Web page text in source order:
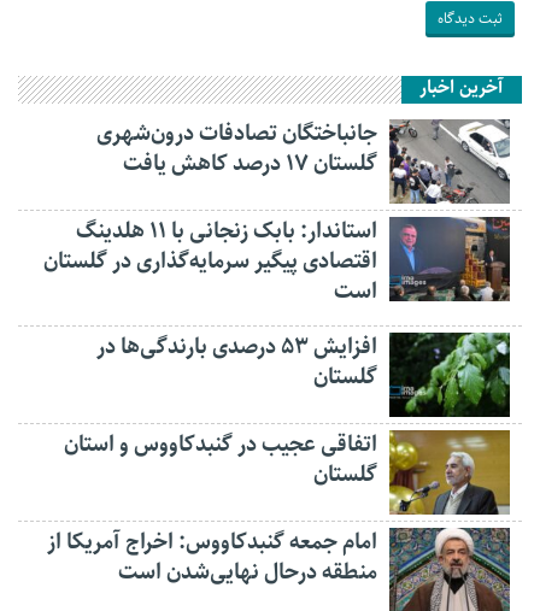
آخرین اخبار
جانباختگان تصادفات درون‌شهری
گلستان ۱۷ درصد کاهش یافت
استاندار: بابک زنجانی با ۱۱ هلدینگ
اقتصادی پیگیر سرمایه‌گذاری در گلستان
است
افزایش ۵۳ درصدی بارندگی‌ها در
گلستان
اتفاقی عجیب در‌ گنبدکاووس و استان
گلستان
امام جمعه گنبدکاووس: اخراج آمریکا از
منطقه درحال نهایی‌شدن است